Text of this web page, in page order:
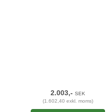
2.003,-SEK
(1.602,40 exkl. moms)